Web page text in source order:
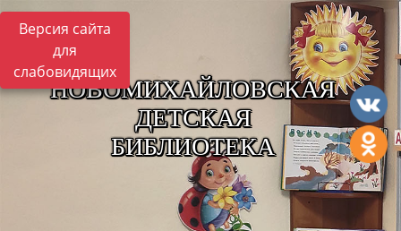
Версия сайта
для
слабовидящих
НОВОМИХАЙЛОВСКАЯ
ДЕТСКАЯ
БИБЛИОТЕКА